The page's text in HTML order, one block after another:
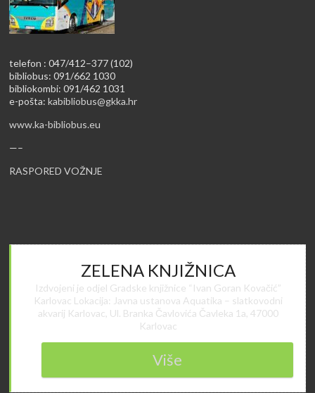
telefon : 047/412–377 (102)
bibliobus: 091/662 1030
bibliokombi: 091/462 1031
e-pošta:kabibliobus@gkka.hr
www.ka-bibliobus.eu
—–
RASPORED VOŽNJE
ZELENA KNJIŽNICA
Izdvojeni je odjel Gradske knjižnice “Ivan Goran Kovačić”
Karlovac Lokacija: Javna ustanova Aquatika – slatkovodni
akvarij Karlovac, Ul. Branka Čavlovića Čavleka 1a, 47000
Karlovac
Više